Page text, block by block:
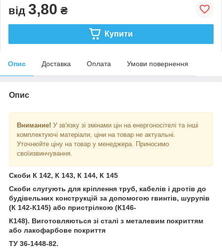
від 3,80 ₴
Купити
Опис Доставка Оплата Умови повернення
Опис
Внимание! У зв'язку зі змінами цін на енергоносітелі та інші
комплектуючі матеріали, ціни на товар не актуальні.
Уточнюйте ціну на товар у менеджера. Приносимо
своїизвинчування.
Скоби К 142, К 143, К 144, К 145
Скоби слугують для кріплення труб, кабелів і дротів до
будівельних конструкцій за допомогою гвинтів, шурупів
(К 142-К145) або пристрілкою (К146-
К148). Виготовляються зі сталі з металевим покриттям
або лакофарбове покриття
ТУ 36-1448-82.